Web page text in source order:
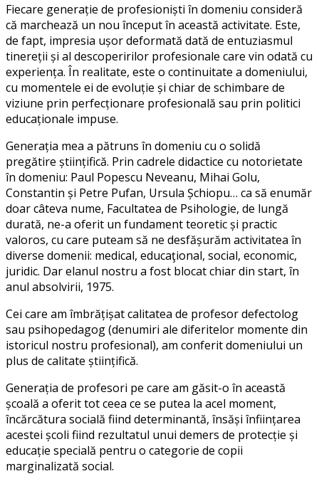
Fiecare generație de profesioniști în domeniu consideră
că marchează un nou început în această activitate. Este,
de fapt, impresia ușor deformată dată de entuziasmul
tinereții și al descoperirilor profesionale care vin odată cu
experiența. În realitate, este o continuitate a domeniului,
cu momentele ei de evoluție și chiar de schimbare de
viziune prin perfecționare profesională sau prin politici
educaționale impuse.
Generația mea a pătruns în domeniu cu o solidă
pregătire științifică. Prin cadrele didactice cu notorietate
în domeniu: Paul Popescu Neveanu, Mihai Golu,
Constantin și Petre Pufan, Ursula Șchiopu… ca să enumăr
doar câteva nume, Facultatea de Psihologie, de lungă
durată, ne-a oferit un fundament teoretic și practic
valoros, cu care puteam să ne desfășurăm activitatea în
diverse domenii: medical, educaţional, social, economic,
juridic. Dar elanul nostru a fost blocat chiar din start, în
anul absolvirii, 1975.
Cei care am îmbrățișat calitatea de profesor defectolog
sau psihopedagog (denumiri ale diferitelor momente din
istoricul nostru profesional), am conferit domeniului un
plus de calitate științifică.
Generația de profesori pe care am găsit-o în această
școală a oferit tot ceea ce se putea la acel moment,
încărcătura socială fiind determinantă, însăși înființarea
acestei școli fiind rezultatul unui demers de protecție și
educație specială pentru o categorie de copii
marginalizată social.